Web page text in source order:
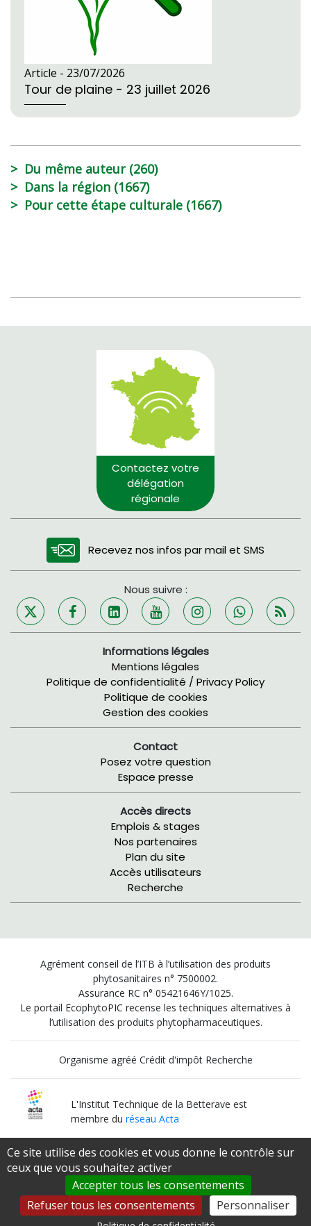
Article - 23/07/2026
Tour de plaine - 23 juillet 2026
Du même auteur (260)
Dans la région (1667)
Pour cette étape culturale (1667)
Contactez votre
délégation
régionale
Recevez nos infos par mail et SMS
Nous suivre :
Informations légales
Mentions légales
Politique de confidentialité / Privacy Policy
Politique de cookies
Gestion des cookies
Contact
Posez votre question
Espace presse
Accès directs
Emplois & stages
Nos partenaires
Plan du site
Accès utilisateurs
Recherche
Agrément conseil de l’ITB à l’utilisation des produits
phytosanitaires n° 7500002.
Assurance RC n° 05421646Y/1025.
Le portail EcophytoPIC recense les techniques alternatives à
l’utilisation des produits phytopharmaceutiques.
Organisme agréé Crédit d'impôt Recherche
L'Institut Technique de la Betterave est
membre duréseau Acta
Institut Technique Agricole Qualifié
par leMinistère de l’Agriculture et de l’Alimentation
Ce site utilise des cookies et vous donne le contrôle sur
ceux que vous souhaitez activer
Accepter tous les consentements
Refuser tous les consentements
Personnaliser